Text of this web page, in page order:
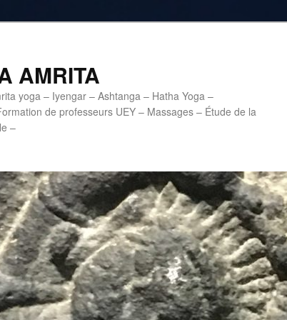
AMRITA
yoga – Iyengar – Ashtanga – Hatha Yoga –
de professeurs UEY – Massages – Étude de la
–